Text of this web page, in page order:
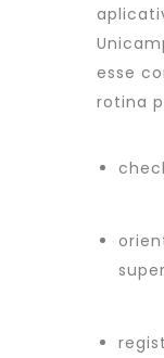
esse
rotina